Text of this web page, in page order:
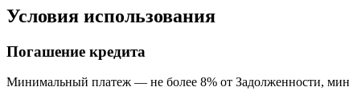
Условия использования
Погашение кредита
Минимальный платеж — не более 8% от Задолженности,